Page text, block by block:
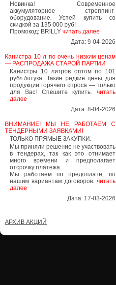
Новинка! Современное
аккумуляторное стреппинг-
оборудование. Успей купить со
скидкой за 135 000 руб!
Промокод: BRILLY читать далее
Дата: 9-04-2026
Канистра 10 л по очень низким ценам
— РАСПРОДАЖА СТАРОЙ ПАРТИИ
Канистры 10 литров оптом по 101
рубл./штука. Такие редкие цены для
продукции горячего спроса — только
для Вас! Спешите купить. читать
далее
Дата: 8-04-2026
ВНИМАНИЕ! МЫ НЕ РАБОТАЕМ С
ТЕНДЕРНЫМИ ЗАЯВКАМИ!
ТОЛЬКО ПРЯМЫЕ ЗАКУПКИ.
Мы приняли решение не участвовать
в тендерах, так как это отнимает
много времени и предполагает
отсрочку платежа.
Мы работаем по предоплате, по
нашим вариантам договоров. читать
далее
Дата: 17-03-2026
АРХИВ АКЦИЙ